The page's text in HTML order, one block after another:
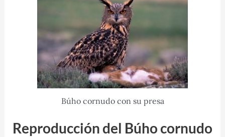
Búho cornudo con su presa
Reproducción del Búho cornudo